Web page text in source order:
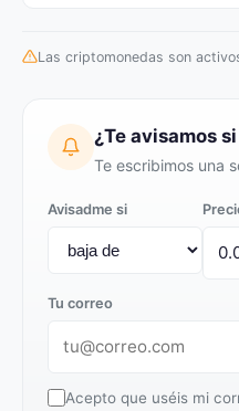
Las criptomonedas son
¿Te avisamos
Te escribimos una
Avisadme si
Tu correo
Acepto que uséis mi